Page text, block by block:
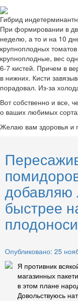
Гибрид
При формировании в
неделю, а то и на 10
крупноплодных
крупноплодные, вес
6-7 кистей. Причем в
в нижних. Кисти
порадовал. Из-за
Вот собственно и все,
о ваших любимых
Желаю вам здоровья и
добавляю
быстрее
Опубликовано: 25
Я противник
магазинных
в этом плане
Довольствуюсь